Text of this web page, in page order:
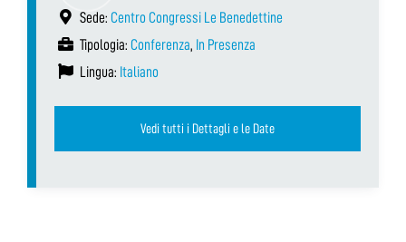
Sede: Centro Congressi Le Benedettine
Tipologia: Conferenza, In Presenza
Lingua: Italiano
Vedi tutti i Dettagli e le Date